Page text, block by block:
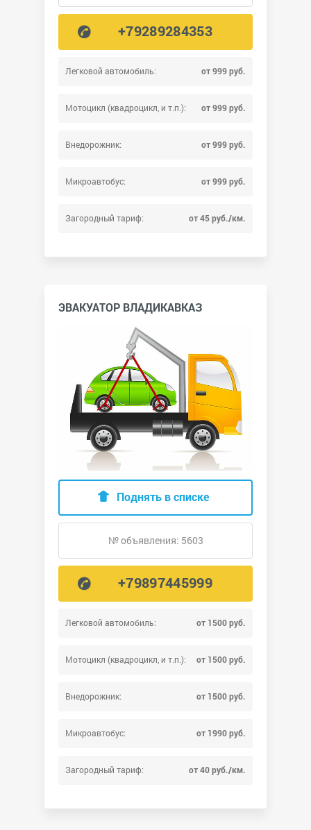
Легковой автомобиль: от 999 руб.
Мотоцикл (квадроцикл, и т.п.): от 999 руб.
Внедорожник: от 999 руб.
Микроавтобус: от 999 руб.
Загородный тариф: от 45 руб./км.
+79289284353
ЭВАКУАТОР ВЛАДИКАВКАЗ
Легковой автомобиль: от 1500 руб.
Мотоцикл (квадроцикл, и т.п.): от 1500 руб.
Внедорожник: от 1500 руб.
Микроавтобус: от 1990 руб.
Загородный тариф: от 40 руб./км.
Поднять в списке
№ объявления: 5603
+79897445999